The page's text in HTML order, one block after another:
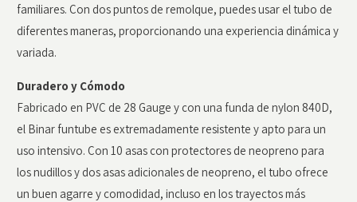
familiares. Con dos puntos de remolque, puedes usar el tubo de
diferentes maneras, proporcionando una experiencia dinámica y
variada.
Duradero y Cómodo
Fabricado en PVC de 28 Gauge y con una funda de nylon 840D,
el Binar funtube es extremadamente resistente y apto para un
uso intensivo. Con 10 asas con protectores de neopreno para
los nudillos y dos asas adicionales de neopreno, el tubo ofrece
un buen agarre y comodidad, incluso en los trayectos más